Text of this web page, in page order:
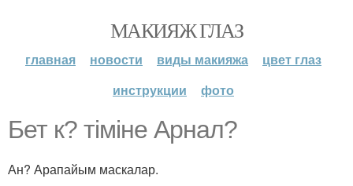
МАКИЯЖ ГЛАЗ
главная новости виды макияжа
цвет глаз
инструкции
фото
Бет к? тіміне Арнал?
Ан? Арапайым маскалар.